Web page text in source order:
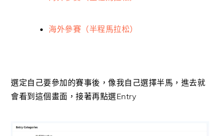
海外參賽（半程馬拉松）
選定自己要參加的賽事後，像我自己選擇半馬，進去就
會看到這個畫面，接著再點選Entry